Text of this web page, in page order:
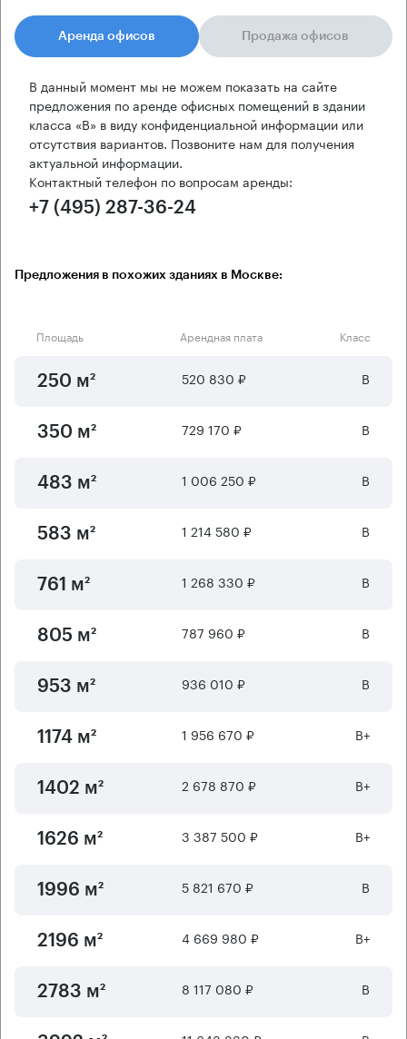
Аренда офисов Продажа офисов
В данный момент мы не можем показать на сайте
предложения по аренде офисных помещений в здании
класса «B» в виду конфиденциальной информации или
отсутствия вариантов. Позвоните нам для получения
актуальной информации.
Контактный телефон по вопросам аренды:
+7 (495) 287-36-24
Предложения в похожих зданиях в Москве:
Площадь Арендная плата Класс
250 м² 520 830 ₽ B
350 м² 729 170 ₽ B
483 м² 1 006 250 ₽ B
583 м² 1 214 580 ₽ B
761 м² 1 268 330 ₽ B
805 м² 787 960 ₽ B
953 м² 936 010 ₽ B
1174 м² 1 956 670 ₽ B+
1402 м² 2 678 870 ₽ B+
1626 м² 3 387 500 ₽ B+
1996 м² 5 821 670 ₽ B
2196 м² 4 669 980 ₽ B+
2783 м² 8 117 080 ₽ B